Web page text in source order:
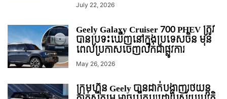
July 22, 2026
Geely Galaxy Cruiser 700 PHEV ត្រូវ
បានប្រទះឃើញនៅក្នុងប្រទេសចិន មុន
ពេលប្រកាសចេញលក់ជាផ្លូវការ
May 26, 2026
ក្រុមហ៊ុន Geely បានដាក់បង្ហាញរថយន្ត